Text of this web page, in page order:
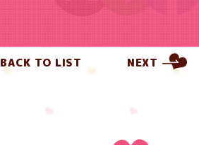
BACK TO LIST NEXT